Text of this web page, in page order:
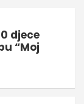
djece
“Moj